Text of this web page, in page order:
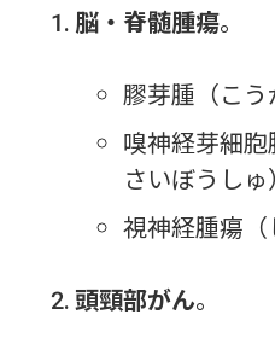
脳・脊髄腫瘍。
膠芽腫（こう
嗅神経芽細
さいぼうしゅ）
視神経腫瘍（
頭頸部がん。